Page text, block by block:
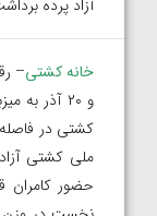
آزاد پرده
خانه کشتی
و ۲۰ آذر
ملی کشتی
حضور کامران